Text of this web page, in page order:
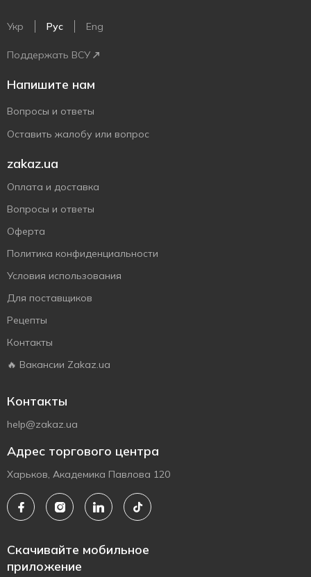
Укр Рус Eng
Поддержать ВСУ
Напишите нам
Вопросы и ответы
Оставить жалобу или вопрос
zakaz.ua
Оплата и доставка
Вопросы и ответы
Оферта
Политика конфиденциальности
Условия использования
Для поставщиков
Рецепты
Контакты
🔥 Вакансии Zakaz.ua
Контакты
help@zakaz.ua
Адрес торгового центра
Харьков, Академика Павлова 120
Скачивайте мобильное
приложение